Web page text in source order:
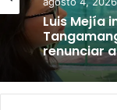
Luis Mejía
renunciar